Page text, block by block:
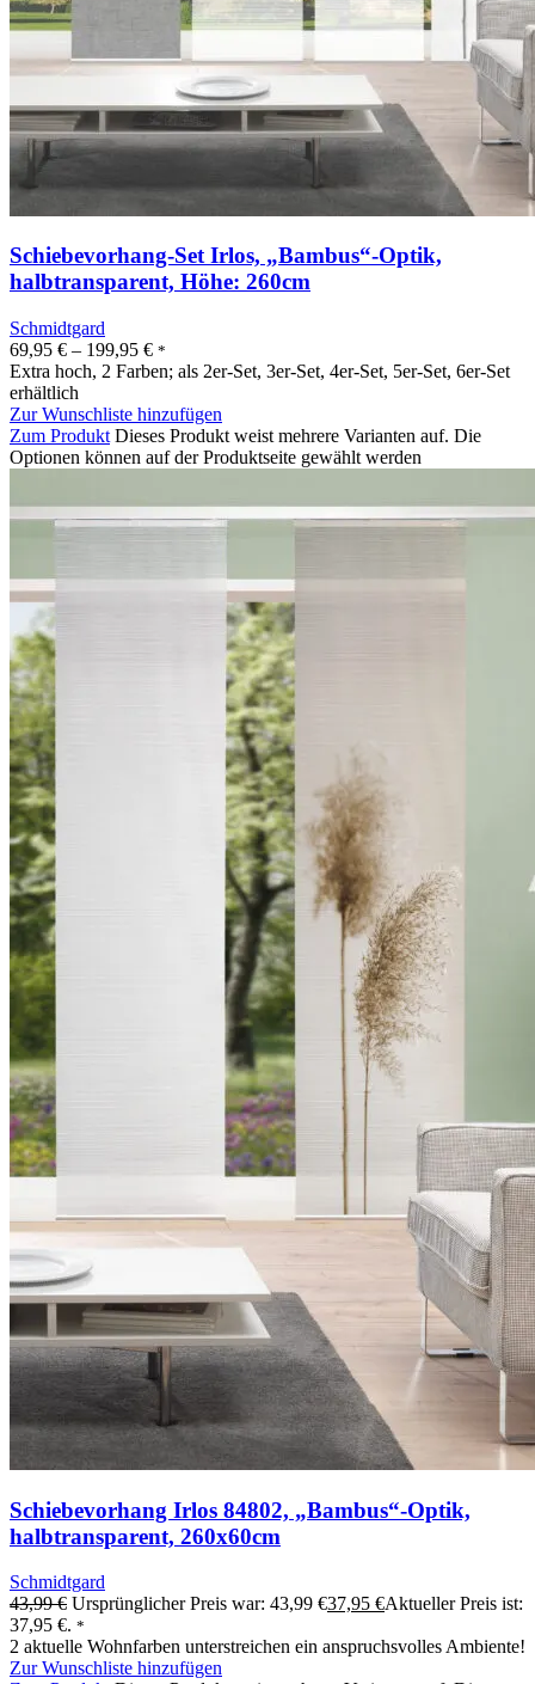
Schiebevorhang-Set Irlos, „Bambus“-Optik,
halbtransparent, Höhe: 260cm
Schmidtgard
69,95 € – 199,95 € *
Extra hoch, 2 Farben; als 2er-Set, 3er-Set, 4er-Set, 5er-Set, 6er-Set
erhältlich
Zur Wunschliste hinzufügen
Zum Produkt Dieses Produkt weist mehrere Varianten auf. Die
Optionen können auf der Produktseite gewählt werden
Schiebevorhang Irlos 84802, „Bambus“-Optik,
halbtransparent, 260x60cm
Schmidtgard
43,99€ Ursprünglicher Preis war: 43,99 €37,95 €Aktueller Preis ist:
37,95 €. *
2 aktuelle Wohnfarben unterstreichen ein anspruchsvolles Ambiente!
Zur Wunschliste hinzufügen